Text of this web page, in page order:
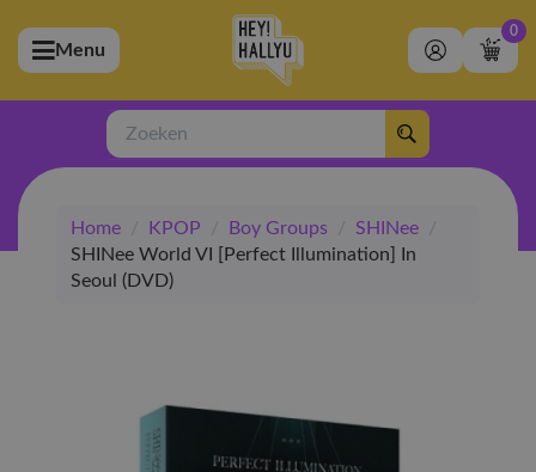
(Artiesten)
(Merchandise)
(Exclusive)
(Winkel)
Menu
0
Zoeken
Home / KPOP / Boy Groups / SHINee
/
SHINee World VI [Perfect Illumination] In
Seoul (DVD)